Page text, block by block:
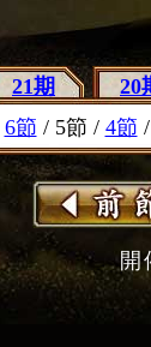
21期 20
6節 / 5節 / 4節 /
開